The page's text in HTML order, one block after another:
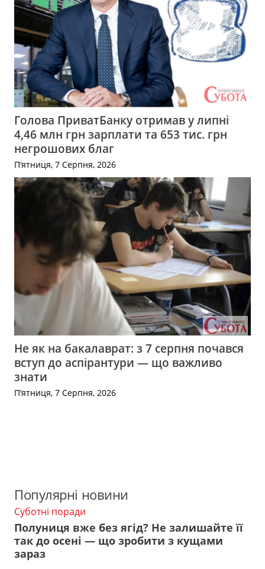
Голова ПриватБанку отримав у липні
4,46 млн грн зарплати та 653 тис. грн
негрошових благ
П’ятниця, 7 Серпня, 2026
Не як на бакалаврат: з 7 серпня почався
вступ до аспірантури — що важливо
знати
П’ятниця, 7 Серпня, 2026
Популярні новини
Суботні поради
Полуниця вже без ягід? Не залишайте її
так до осені — що зробити з кущами
зараз